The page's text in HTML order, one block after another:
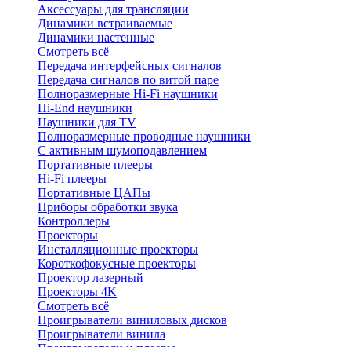
Аксессуары для трансляции
Динамики встраиваемые
Динамики настенные
Смотреть всё
Передача интерфейсных сигналов
Передача сигналов по витой паре
Полноразмерные Hi-Fi наушники
Hi-End наушники
Наушники для TV
Полноразмерные проводные наушники
С активным шумоподавлением
Портативные плееры
Hi-Fi плееры
Портативные ЦАПы
Приборы обработки звука
Контроллеры
Проекторы
Инсталляционные проекторы
Короткофокусные проекторы
Проектор лазерный
Проекторы 4K
Смотреть всё
Проигрыватели виниловых дисков
Проигрыватели винила